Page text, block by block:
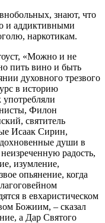
знают, что
и аддиктивными
наркотикам.
«Можно и не
пить вино и быть
духовного трезвого
в историю
Филон
святитель
Исаак Сирин,
души в
радость,
изумление,
опьянение, когда
в евхаристическом
Божиим, – сказал
а Дар Святого